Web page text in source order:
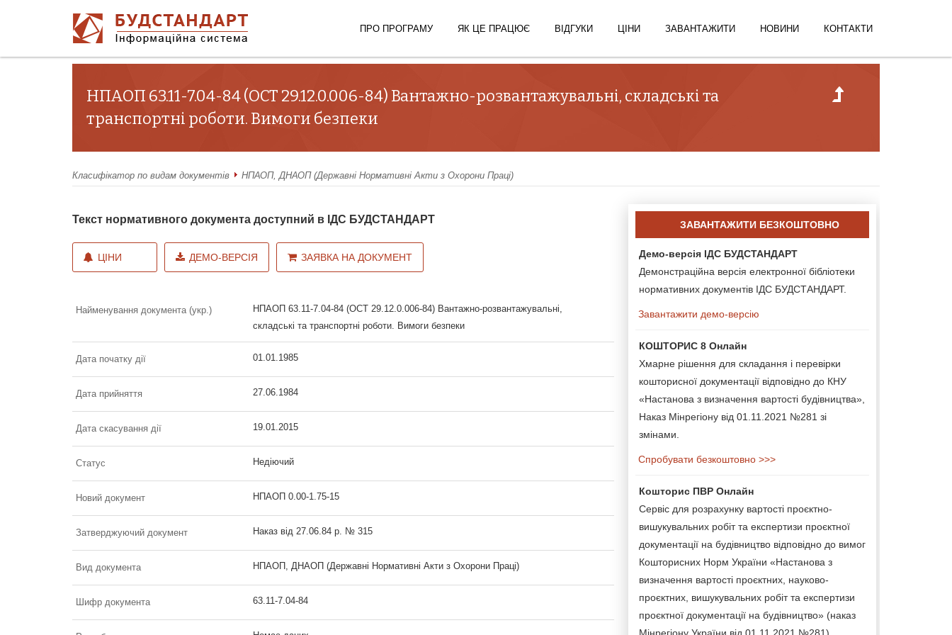
ПРО ПРОГРАМУ ЯК ЦЕ ПРАЦЮЄ ВІДГУКИ ЦІНИ ЗАВАНТАЖИТИ НОВИНИ КОНТАКТИ
НПАОП 63.11-7.04-84 (ОСТ 29.12.0.006-84) Вантажно-розвантажувальні, складські та
транспортні роботи. Вимоги безпеки
Класифікатор по видам документів НПАОП, ДНАОП (Державні Нормативні Акти з Охорони Праці)
Текст нормативного документа доступний в ІДС БУДСТАНДАРТ
ЦІНИ ДЕМО-ВЕРСІЯ ЗАЯВКА НА ДОКУМЕНТ
Найменування документа (укр.)
НПАОП 63.11-7.04-84 (ОСТ 29.12.0.006-84) Вантажно-розвантажувальні,
складські та транспортні роботи. Вимоги безпеки
Дата початку дії 01.01.1985
Дата прийняття 27.06.1984
Дата скасування дії 19.01.2015
Статус Недіючий
Новий документ НПАОП 0.00-1.75-15
Затверджуючий документ Наказ від 27.06.84 р. № 315
Вид документа НПАОП, ДНАОП (Державні Нормативні Акти з Охорони Праці)
Шифр документа 63.11-7.04-84
ЗАВАНТАЖИТИ БЕЗКОШТОВНО
Демо-версія ІДС БУДСТАНДАРТ
Демонстраційна версія електронної бібліотеки
нормативних документів ІДС БУДСТАНДАРТ.
Завантажити демо-версію
КОШТОРИС 8 Онлайн
Хмарне рішення для складання і перевірки
кошторисної документації відповідно до КНУ
«Настанова з визначення вартості будівництва»,
Наказ Мінрегіону від 01.11.2021 №281 зі
змінами.
Спробувати безкоштовно >>>
Кошторис ПВР Онлайн
Сервіс для розрахунку вартості проєктно-
вишукувальних робіт та експертизи проєктної
документації на будівництво відповідно до вимог
Кошторисних Норм України «Настанова з
визначення вартості проєктних, науково-
проєктних, вишукувальних робіт та експертизи
проєктної документації на будівництво» (наказ
Мінрегіону України від 01.11.2021 №281).